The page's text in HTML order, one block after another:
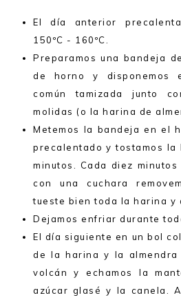
El día anterior
150ºC - 160ºC.
Preparamos una bandeja
de horno y disponemos
común tamizada junto
molidas (o la harina de
Metemos la bandeja en el
precalentado y tostamos la
minutos. Cada diez
con una cuchara
tueste bien toda la harina y
Dejamos enfriar durante
El día siguiente en un bol
de la harina y la almendra
volcán y echamos la
azúcar glasé y la canela.